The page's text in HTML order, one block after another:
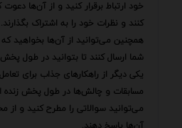
خود ارتباط برقرار کنید و از آن‌ها
کنند و نظرات خود را به اشتراک بگذارند.
همچنین می‌توانید از آن‌ها بخواهید که
شما ارسال کنند تا بتوانید در طول
یکی دیگر از راهکارهای جذاب برای
مسابقات و چالش‌ها در طول پخش
می‌توانید سوالاتی را مطرح کنید و از